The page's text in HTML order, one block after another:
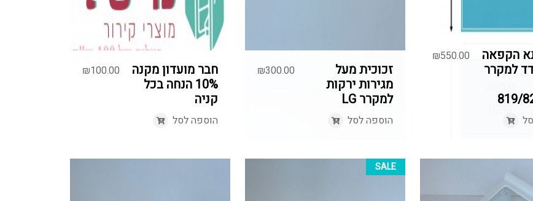
הקפאה
למקרר
819/
₪550.00
זכוכית מעל
מגירות ירקות
למקרר LG
הוספה לסל
₪300.00
חבר מועדון מקנה
10% הנחה בכל
קניה
הוספה לסל
₪100.00
SALE